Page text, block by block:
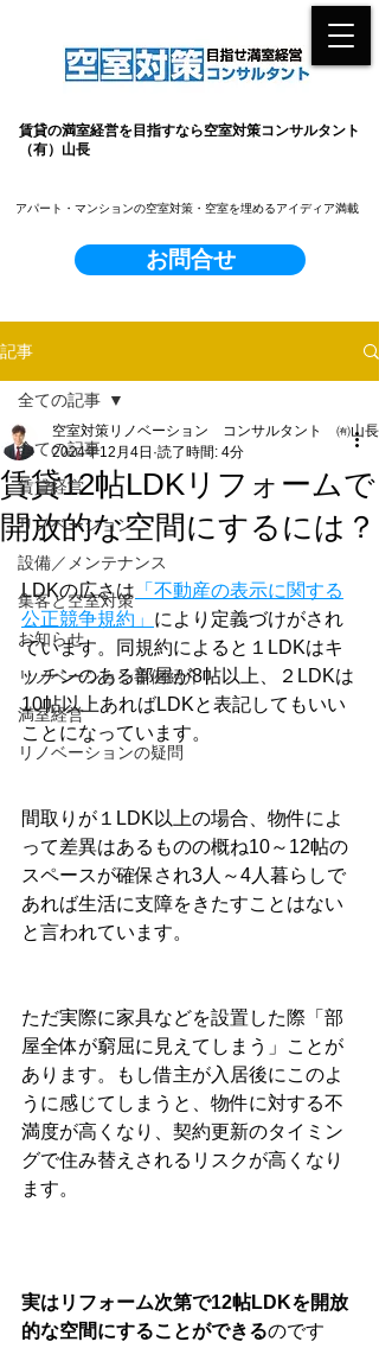
賃貸の満室経営を目指すなら空室対策コンサルタント
（有）山長
お問合せ
​アパート・マンションの空室対策・空室を埋めるアイディア満載
記事
全ての記事
賃貸経営
リノベーション
設備／メンテナンス
集客と空室対策
お知らせ
リノベーション事例紹介
満室経営
リノベーションの疑問
全ての記事
賃貸12帖LDKリフォームで
開放的な空間にするには？
空室対策リノベーション コンサルタント ㈲山長
2024年12月4日 読了時間: 4分
LDKの広さは 「不動産の表示に関する
公正競争規約」 により定義づけがされ
ています。同規約によると１LDKはキ
ッチンのある部屋が8帖以上、２LDKは
10帖以上あればLDKと表記してもいい
ことになっています。
間取りが１LDK以上の場合、物件によ
って差異はあるものの概ね10～12帖の
スペースが確保され3人～4人暮らしで
あれば生活に支障をきたすことはない
と言われています。
ただ実際に家具などを設置した際「部
屋全体が窮屈に見えてしまう」ことが
あります。もし借主が入居後にこのよ
うに感じてしまうと、物件に対する不
満度が高くなり、契約更新のタイミン
グで住み替えされるリスクが高くなり
ます。
実はリフォーム次第で12帖LDKを開放
的な空間にすることができるのです